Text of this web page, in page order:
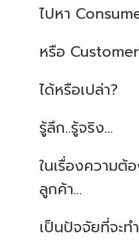
ไปหา
หรือ
ได้หรือเปล่า?
รู้ลึก..รู้จริง...
ในเรื่องความต้
ลูกค้า...
เป็นปัจจัยที่จะทำ